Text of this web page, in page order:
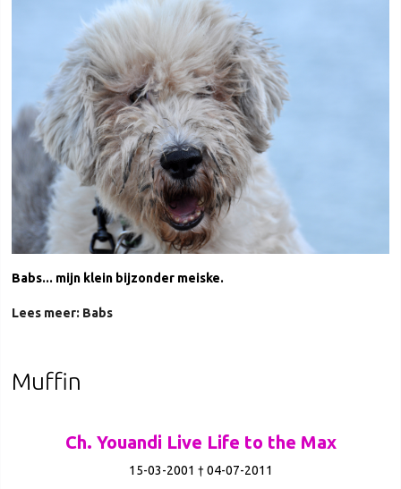
Babs... mijn klein bijzonder meiske.
Lees meer: Babs
Muffin
Ch. Youandi Live Life to the Max
15-03-2001 † 04-07-2011